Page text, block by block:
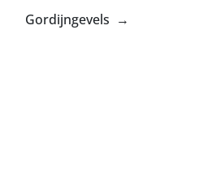
Gordijngevels →